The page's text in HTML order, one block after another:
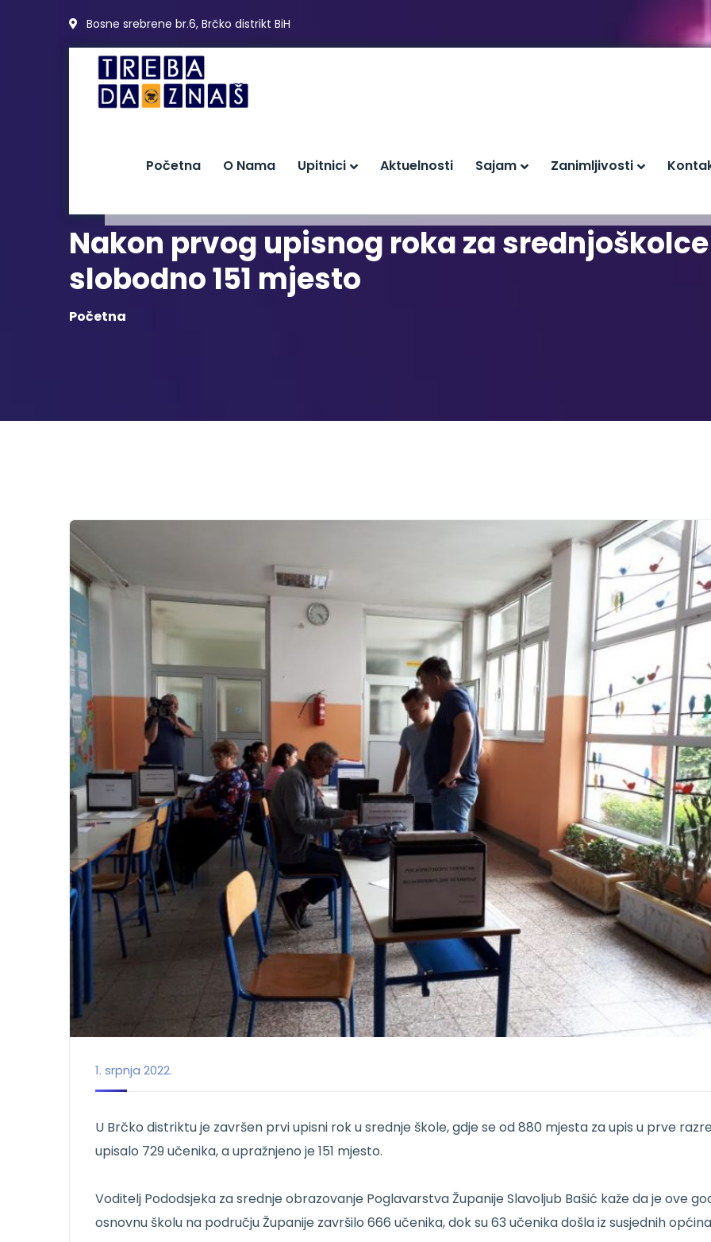
Bosne srebrene br.6, Brčko distrikt BiH
Početna O Nama Upitnici Aktuelnosti Sajam Zanimljivosti
Nakon prvog upisnog roka za
slobodno 151 mjesto
Početna
1. srpnja 2022.
U Brčko distriktu je završen prvi upisni rok u srednje škole, gdje se od 880 mjesta za upis u prve
upisalo 729 učenika, a upražnjeno je 151 mjesto.
Voditelj Pododsjeka za srednje obrazovanje Poglavarstva Županije Slavoljub Bašić kaže da je ove
osnovnu školu na području Županije završilo 666 učenika, dok su 63 učenika došla iz susjednih